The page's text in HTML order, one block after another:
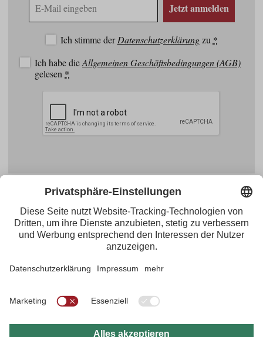
Mail
Jetzt anmelden
Ich stimme derDatenschutzerklärungzu *
Ich habe dieAllgemeinen Geschäftsbedingungen (AGB)
gelesen *
Tirol Werbung
Maria-Theresien-Straße 55 · 6020 Innsbruck
+43.512.5320-656· presse@tirol.at
RSS-Feeds
Impressum
Datenschutzerklärung
Barrierefreiheitserklärung
Instagram